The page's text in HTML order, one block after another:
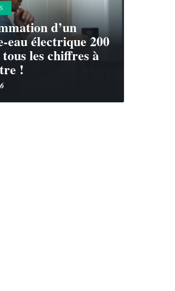
d’un
eau électrique 200
les chiffres à
!